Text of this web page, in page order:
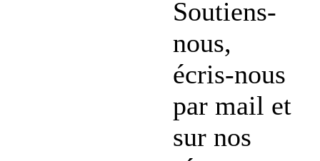
Soutiens-
nous,
écris-nous
par mail et
sur nos